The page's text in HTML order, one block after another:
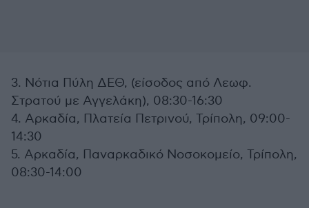
3. Νότια Πύλη ΔΕΘ, (είσοδος από Λεωφ.
Στρατού με Αγγελάκη), 08:30-16:30
4. Αρκαδία, Πλατεία Πετρινού, Τρίπολη, 09:00-
14:30
5. Αρκαδία, Παναρκαδικό Νοσοκομείο, Τρίπολη,
08:30-14:00